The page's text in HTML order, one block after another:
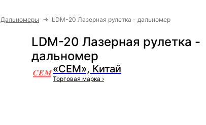
Дальномеры → LDM-20 Лазерная рулетка - дальномер
LDM-20 Лазерная рулетка -
дальномер
«CEM», Китай
Торговая марка ›